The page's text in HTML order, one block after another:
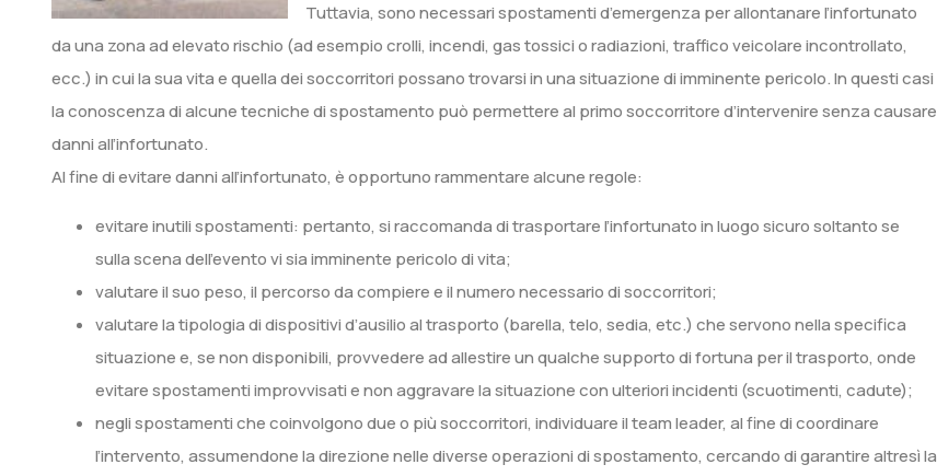
Tuttavia, sono necessari spostamenti d’emergenza per allontanare l’infortunato
da una zona ad elevato rischio (ad esempio crolli, incendi, gas tossici o radiazioni, traffico veicolare incontrollato,
ecc.) in cui la sua vita e quella dei soccorritori possano trovarsi in una situazione di imminente pericolo. In questi casi
la conoscenza di alcune tecniche di spostamento può permettere al primo soccorritore d’intervenire senza causare
danni all’infortunato.
Al fine di evitare danni all’infortunato, è opportuno rammentare alcune regole:
evitare inutili spostamenti: pertanto, si raccomanda di trasportare l’infortunato in luogo sicuro soltanto se
sulla scena dell’evento vi sia imminente pericolo di vita;
valutare il suo peso, il percorso da compiere e il numero necessario di soccorritori;
valutare la tipologia di dispositivi d’ausilio al trasporto (barella, telo, sedia, etc.) che servono nella specifica
situazione e, se non disponibili, provvedere ad allestire un qualche supporto di fortuna per il trasporto, onde
evitare spostamenti improvvisati e non aggravare la situazione con ulteriori incidenti (scuotimenti, cadute);
negli spostamenti che coinvolgono due o più soccorritori, individuare il team leader, al fine di coordinare
l’intervento, assumendone la direzione nelle diverse operazioni di spostamento, cercando di garantire altresì la